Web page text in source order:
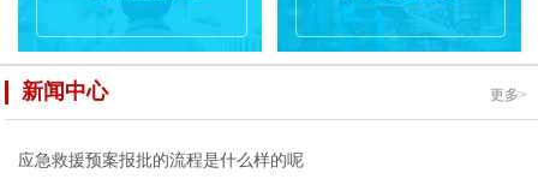
新闻中心 更多>
应急救援预案报批的流程是什么样的呢